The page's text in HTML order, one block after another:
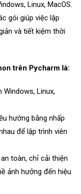
Linux, MacOS.
gói giúp việc lập
và tiết kiệm thời
trên Pycharm là:
Windows, Linux,
hướng bằng nhấp
để lập trình viên
toàn, chỉ cải thiện
ảnh hưởng đến hiệu